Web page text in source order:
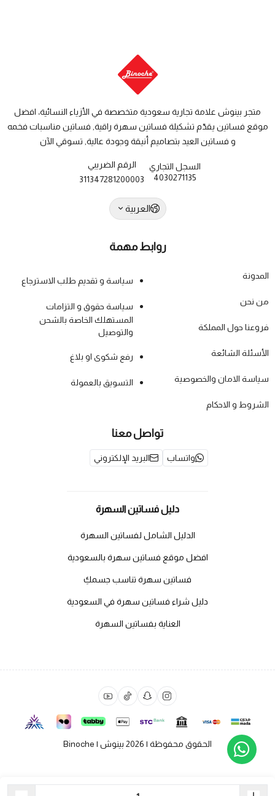
متجر بينوش علامة تجارية سعودية متخصصة في الأزياء النسائية، افضل
موقع فساتين يقدّم تشكيلة فساتين سهرة راقية, فساتين مناسبات فخمه
و فساتين العيد بتصاميم أنيقة وجودة عالية, تسوقي الآن
السجل التجاري
4030271135
الرقم الضريبي
311347281200003
العربية
روابط مهمة
المدونة
من نحن
فروعنا حول المملكة
الأسئلة الشائعة
سياسة الامان والخصوصية
الشروط و الاحكام
سياسة و تقديم طلب الاسترجاع
سياسة حقوق و التزامات
المستهلك الخاصة بالشحن
والتوصيل
رفع شكوى او بلاغ
التسويق بالعمولة
تواصل معنا
واتساب البريد الإلكتروني
دليل فساتين السهرة
الدليل الشامل لفساتين السهرة
افضل موقع فساتين سهرة بالسعودية
فساتين سهرة تناسب جسمكِ
دليل شراء فساتين سهرة في السعودية
العناية بفساتين السهرة
الحقوق محفوظة | 2026 بينوش | Binoche